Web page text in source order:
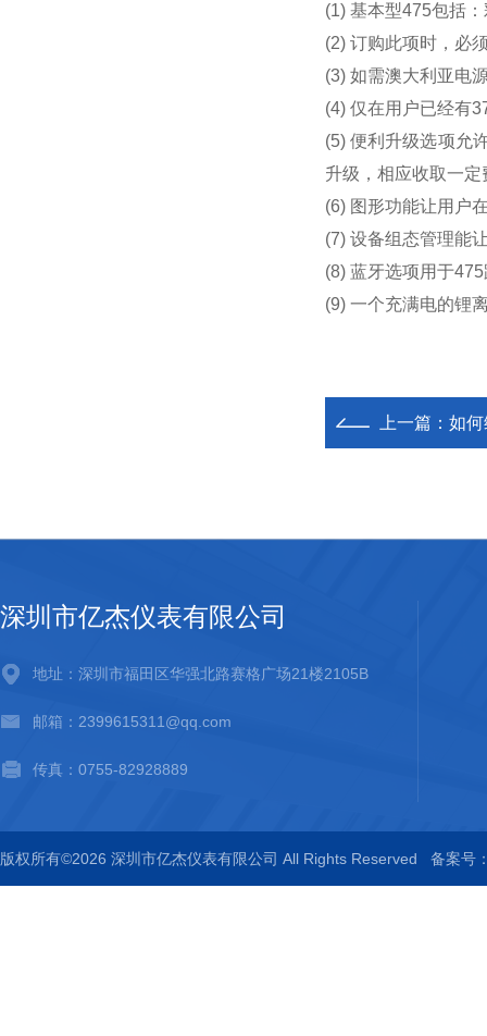
(1) 基本型475包括
(2) 订购此项时，必
(3) 如需澳大利亚电
(4) 仅在用户已经有
(5) 便利升级选项允
升级，相应收取一定
(6) 图形功能让用户
(7) 设备组态管理能
(8) 蓝牙选项用于
(9) 一个充满电的锂
上一篇： 如
深圳市亿杰仪表有限公司
地址：深圳市福田区华强北路赛格广场21楼2105B
邮箱：2399615311@qq.com
传真：0755-82928889
版权所有©2026 深圳市亿杰仪表有限公司 All Rights Reserved 备案号